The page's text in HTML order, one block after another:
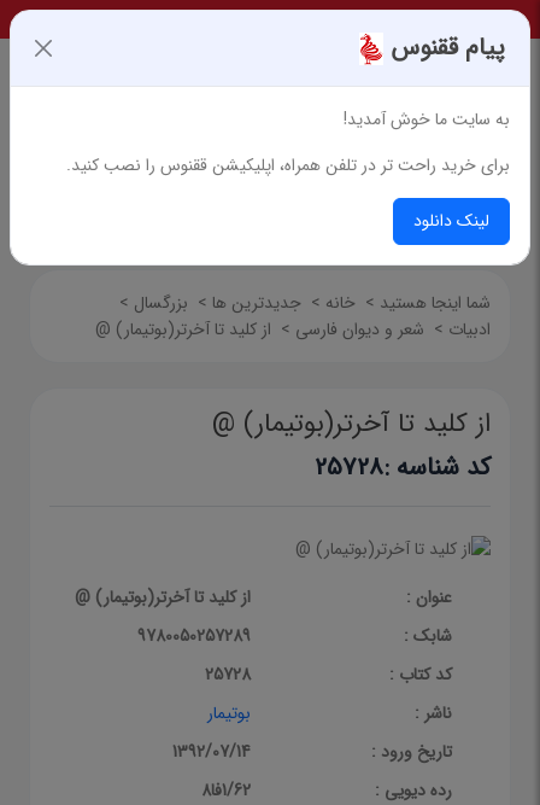
شما اینجا هستید > خانه > جدیدترین ها > بزرگسال >
ادبیات > شعر و دیوان فارسی > از کلید تا آخرتر(بوتیمار) @
از کلید تا آخرتر(بوتیمار) @
کد شناسه :25728
عنوان :
از کلید تا آخرتر(بوتیمار) @
شابک :
9780050257289
کد کتاب :
25728
ناشر :
بوتیمار
تاریخ ورود :
1392/07/14
رده دیویی :
1/62فا8
پیام ققنوس
به سایت ما خوش آمدید!
برای خرید راحت تر در تلفن همراه، اپلیکیشن ققنوس را نصب کنید.
لینک دانلود